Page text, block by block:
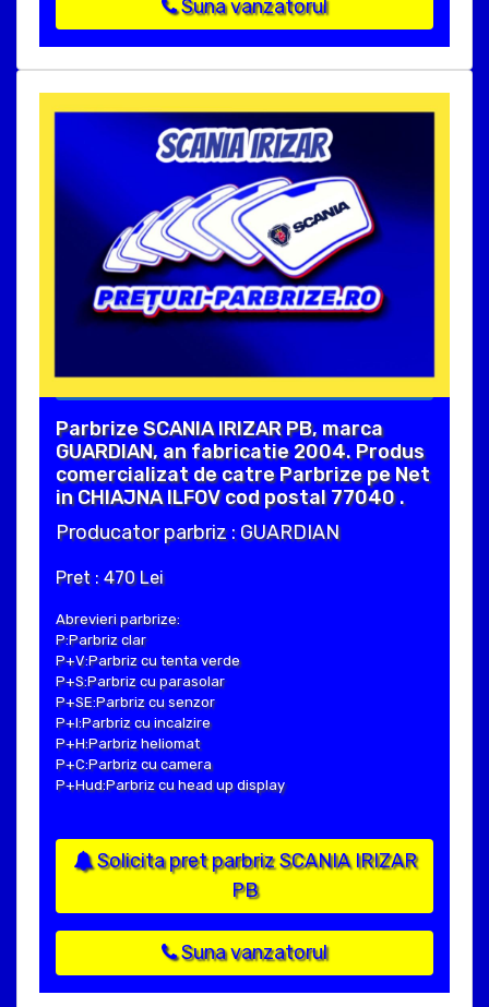
Suna vanzatorul
Parbrize SCANIA IRIZAR PB, marca
GUARDIAN, an fabricatie 2004. Produs
comercializat de catre Parbrize pe Net
in CHIAJNA ILFOV cod postal 77040 .
Producator parbriz : GUARDIAN
Pret : 470 Lei
Abrevieri parbrize:
P:Parbriz clar
P+V:Parbriz cu tenta verde
P+S:Parbriz cu parasolar
P+SE:Parbriz cu senzor
P+I:Parbriz cu incalzire
P+H:Parbriz heliomat
P+C:Parbriz cu camera
P+Hud:Parbriz cu head up display
Solicita pret parbriz SCANIA IRIZAR
PB
Suna vanzatorul